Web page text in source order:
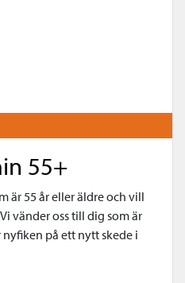
55+
är 55 år eller äldre och vill
vänder oss till dig som är
på ett nytt skede i